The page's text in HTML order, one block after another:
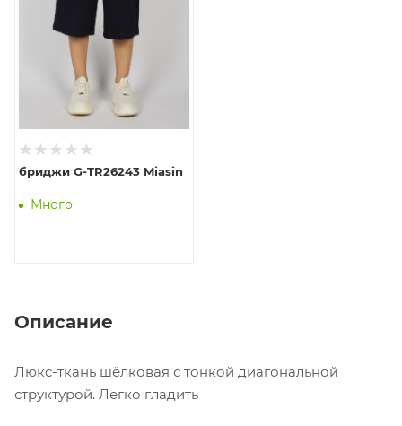
бриджи G-TR26243 Miasin
Много
Описание
Люкс-ткань шёлковая с тонкой диагональной
структурой. Легко гладить